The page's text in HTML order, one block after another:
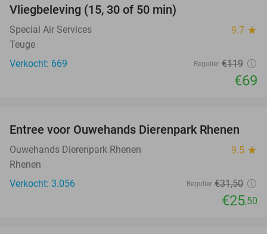
NEW
TODAY
Vliegbeleving (15, 30 of 50 min)
Special Air Services 9.7 star
Teuge
Verkocht: 669
Regulier €119
€69
19%
Entree voor Ouwehands Dierenpark Rhenen
Ouwehands Dierenpark Rhenen 9.5 star
Rhenen
Verkocht: 3.056
Regulier €31,50
€25,50